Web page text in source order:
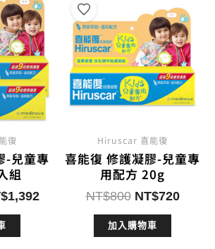
復
-兒童專
組
1,392目
Hiruscar 喜能復
喜能復 修護凝膠-兒童專
用配方 20g
NT$800 原
始
價
NT$720目
加入購物車